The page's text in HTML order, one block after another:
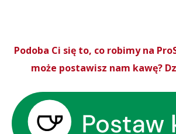
Podoba Ci się to, co robimy na
może postawisz nam kawę?